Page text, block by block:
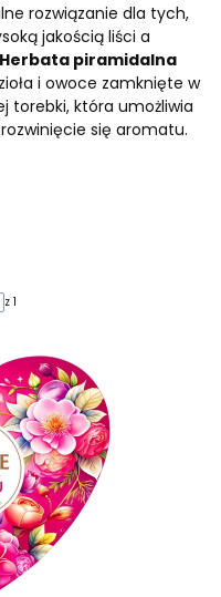
rozwiązanie dla tych,
jakością liści a
Herbata piramidalna
i owoce zamknięte w
torebki, która umożliwia
się aromatu.
z 1